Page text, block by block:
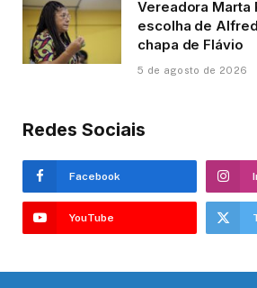
Vereadora Marta
escolha de
chapa de Flávio
5 de agosto de 2026
Redes Sociais
Facebook
YouTube